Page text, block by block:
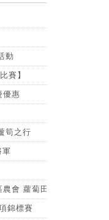
動
賽】
優惠
筍之行
軍
會 蘿蔔田體驗活動
錦標賽